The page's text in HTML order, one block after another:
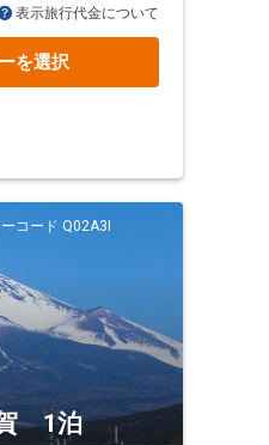
表示旅行代金について
を選択
コード Q02A3I
賀 1泊